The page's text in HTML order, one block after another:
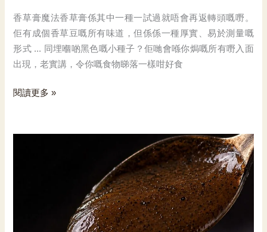
香草膏魔法香草膏係其中一種一試過就唔會再返轉頭嘅嘢。
佢有成個香草豆嘅所有味道，但係係一種厚實、易於測量嘅
形式 ... 同埋嗰啲黑色嘅小種子？佢哋會喺你焗嘅所有嘢入面
出現，老實講，令你嘅食物睇落一樣咁好食
香
閱讀更多 »